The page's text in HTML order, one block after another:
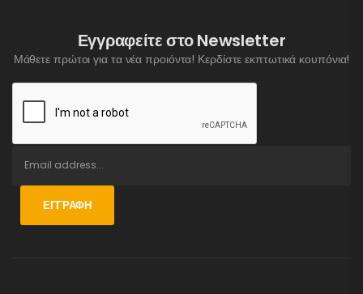
Εγγραφείτε στο Newsletter
Μάθετε πρώτοι για τα νέα προιόντα! Κερδίστε εκπτωτικά κουπόνια!
ΕΓΓΡΑΦΉ